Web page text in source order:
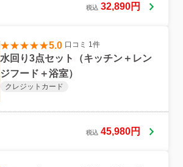
税込 32,890円
5.0 口コミ 1件
水回り3点セット（キッチン＋レン
ジフード＋浴室）
クレジットカード
税込 45,980円